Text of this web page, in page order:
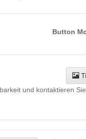
Button
und kontaktieren